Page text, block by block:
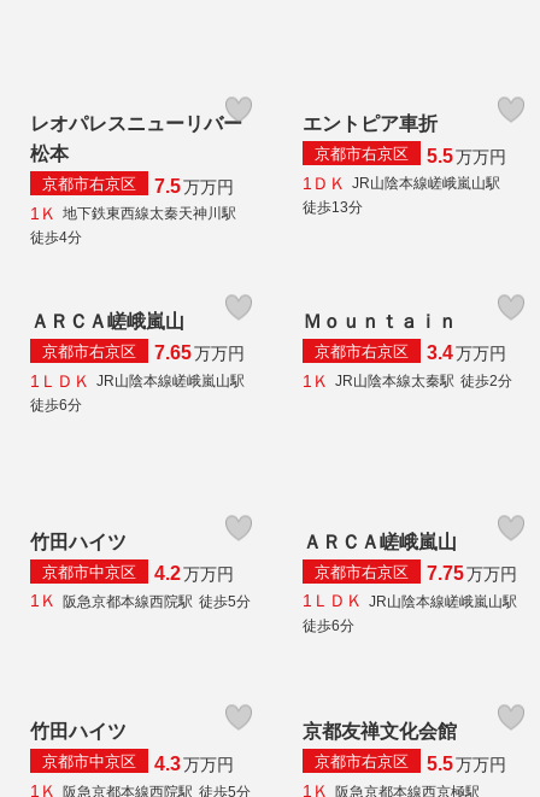
レオパレスニューリバー
松本
京都市右京区 7.5万万円
1Ｋ
地下鉄東西線太秦天神川駅
徒歩4分
エントピア車折
京都市右京区 5.5万万円
1ＤＫ
JR山陰本線嵯峨嵐山駅
徒歩13分
ＡＲＣＡ嵯峨嵐山
京都市右京区 7.65万万円
1ＬＤＫ
JR山陰本線嵯峨嵐山駅
徒歩6分
Ｍｏｕｎｔａｉｎ
京都市右京区 3.4万万円
1Ｋ
JR山陰本線太秦駅 徒歩2分
竹田ハイツ
京都市中京区 4.2万万円
1Ｋ 阪急京都本線西院駅 徒歩5分
ＡＲＣＡ嵯峨嵐山
京都市右京区 7.75万万円
1ＬＤＫ JR山陰本線嵯峨嵐山駅
徒歩6分
竹田ハイツ
京都市中京区 4.3万万円
1Ｋ
阪急京都本線西院駅 徒歩5分
京都友禅文化会館
京都市右京区 5.5万万円
1Ｋ
阪急京都本線西京極駅